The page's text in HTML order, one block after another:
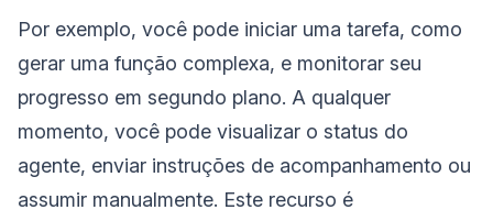
Por exemplo, você pode iniciar uma tarefa, como
gerar uma função complexa, e monitorar seu
progresso em segundo plano. A qualquer
momento, você pode visualizar o status do
agente, enviar instruções de acompanhamento ou
assumir manualmente. Este recurso é